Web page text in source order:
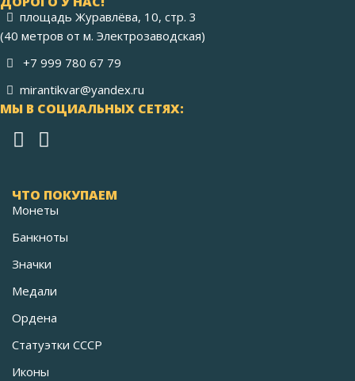
площадь Журавлёва, 10, стр. 3
(40 метров от м. Электрозаводская)
+7 999 780 67 79
mirantikvar@yandex.ru
МЫ В СОЦИАЛЬНЫХ СЕТЯХ:
ЧТО ПОКУПАЕМ
Монеты
Банкноты
Значки
Медали
Ордена
Статуэтки СССР
Иконы